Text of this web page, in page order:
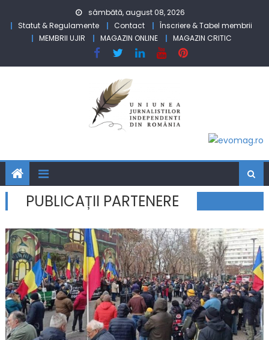
sâmbătă, august 08, 2026
Statut & Regulamente
Contact
Înscriere & Tabel membrii
MEMBRII UJIR
MAGAZIN ONLINE MAGAZIN CRITIC
PUBLICAȚII PARTENERE